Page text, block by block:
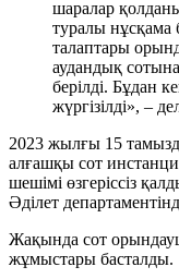
шаралар
туралы нұсқама
талаптары
аудандық
берілді. Бұдан
жүргізілді», –
2023 жылғы 15
алғашқы сот
шешімі өзгеріссіз
Әділет
Жақында сот
жұмыстары басталды.